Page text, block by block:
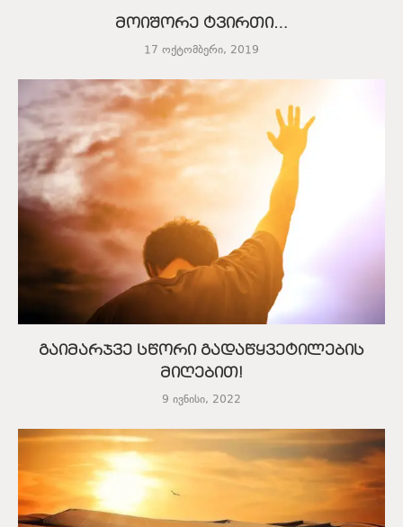
მოიშორე ტვირთი…
17 ოქტომბერი, 2019
გაიმარჯვე სწორი გადაწყვეტილების
მიღებით!
9 ივნისი, 2022